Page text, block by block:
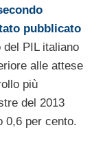
pubblicato
PIL italiano
alle attese
più
del 2013
0,6 per cento.